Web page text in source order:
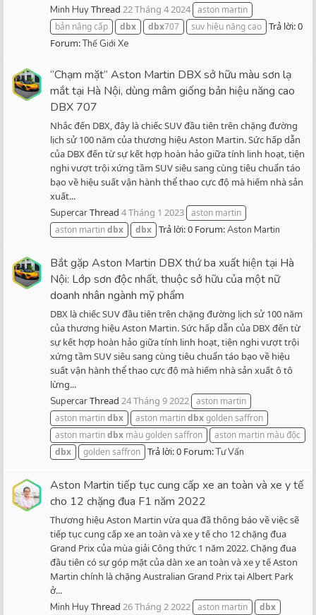
Minh HuyThread 22 Tháng 4 2024 aston martin
bản nâng cấp
dbx dbx707 suv hiệu năng cao Trả lời: 0
Forum:Thế Giới Xe
“Chạm mặt” Aston Martin DBX sở hữu màu sơn lạ
mắt tại Hà Nội, dùng mâm giống bản hiệu năng cao
DBX 707
Nhắc đến DBX, đây là chiếc SUV đầu tiên trên chặng đường
lịch sử 100 năm của thương hiệu Aston Martin. Sức hấp dẫn
của DBX đến từ sự kết hợp hoàn hảo giữa tính linh hoạt, tiện
nghi vượt trội xứng tầm SUV siêu sang cùng tiêu chuẩn táo
bạo về hiệu suất vận hành thể thao cực độ mà hiếm nhà sản
xuất...
SupercarThread 4 Tháng 1 2023 aston martin
aston martindbx dbx Trả lời: 0 Forum:Aston Martin
Bắt gặp Aston Martin DBX thứ ba xuất hiện tại Hà
Nội: Lớp sơn độc nhất, thuộc sở hữu của một nữ
doanh nhân ngành mỹ phẩm
DBX là chiếc SUV đầu tiên trên chặng đường lịch sử 100 năm
của thương hiệu Aston Martin. Sức hấp dẫn của DBX đến từ
sự kết hợp hoàn hảo giữa tính linh hoạt, tiện nghi vượt trội
xứng tầm SUV siêu sang cùng tiêu chuẩn táo bạo về hiệu
suất vận hành thể thao cực độ mà hiếm nhà sản xuất ô tô
lừng...
SupercarThread 24 Tháng 9 2022 aston martin
aston martindbx aston martindbxgolden saffron
aston martindbx màu golden saffron
aston martin màu độc
dbx
golden saffron Trả lời: 0 Forum:Tư Vấn
Aston Martin tiếp tục cung cấp xe an toàn và xe y tế
cho 12 chặng đua F1 năm 2022
Thương hiệu Aston Martin vừa qua đã thông báo về việc sẽ
tiếp tục cung cấp xe an toàn và xe y tế cho 12 chặng đua
Grand Prix của mùa giải Công thức 1 năm 2022. Chặng đua
đầu tiên có sự góp mặt của dàn xe an toàn và xe y tế Aston
Martin chính là chặng Australian Grand Prix tại Albert Park
ở...
Minh HuyThread 26 Tháng 2 2022 aston martin
dbx